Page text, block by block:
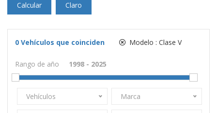
Calcular Claro
0 Vehículos que coinciden Modelo : Clase V
Rango de año
Vehículos Marca